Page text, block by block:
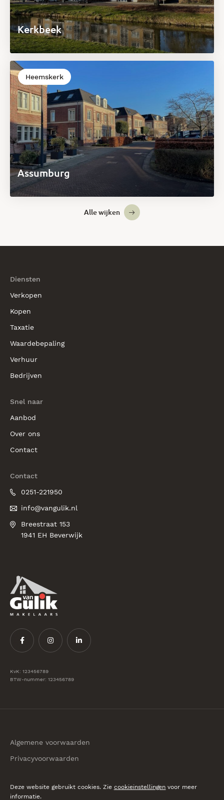
Kerkbeek
Heemskerk
Assumburg
Alle wijken
Deze website gebruikt cookies. Zie cookieinstellingen voor meer
informatie.
Diensten
Verkopen
Kopen
Taxatie
Waardebepaling
Verhuur
Bedrijven
Snel naar
Aanbod
Over ons
Contact
Contact
0251-221950
info@vangulik.nl
Breestraat 153
1941 EH Beverwijk
KvK: 123456789
BTW-nummer: 123456789
Algemene voorwaarden
Privacyvoorwaarden